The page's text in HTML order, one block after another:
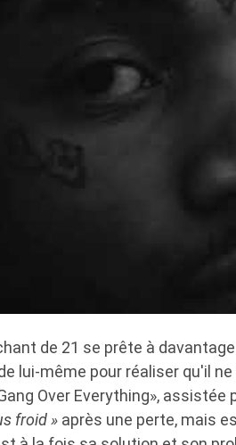
de 21 se prête à
lui-même pour réaliser qu'il ne
Over Everything», assistée
froid » après une perte, mais